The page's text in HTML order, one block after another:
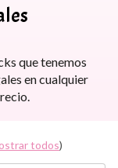
que tenemos
en cualquier
todos)